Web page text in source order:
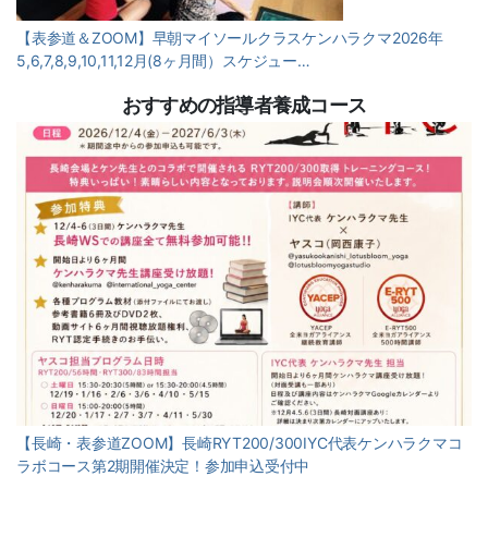
【表参道＆ZOOM】早朝マイソールクラスケンハラクマ2026年
5,6,7,8,9,10,11,12月(8ヶ月間）スケジュー…
おすすめの指導者養成コース
【長崎・表参道ZOOM】長崎RYT200/300IYC代表ケンハラクマコ
ラボコース第2期開催決定！参加申込受付中